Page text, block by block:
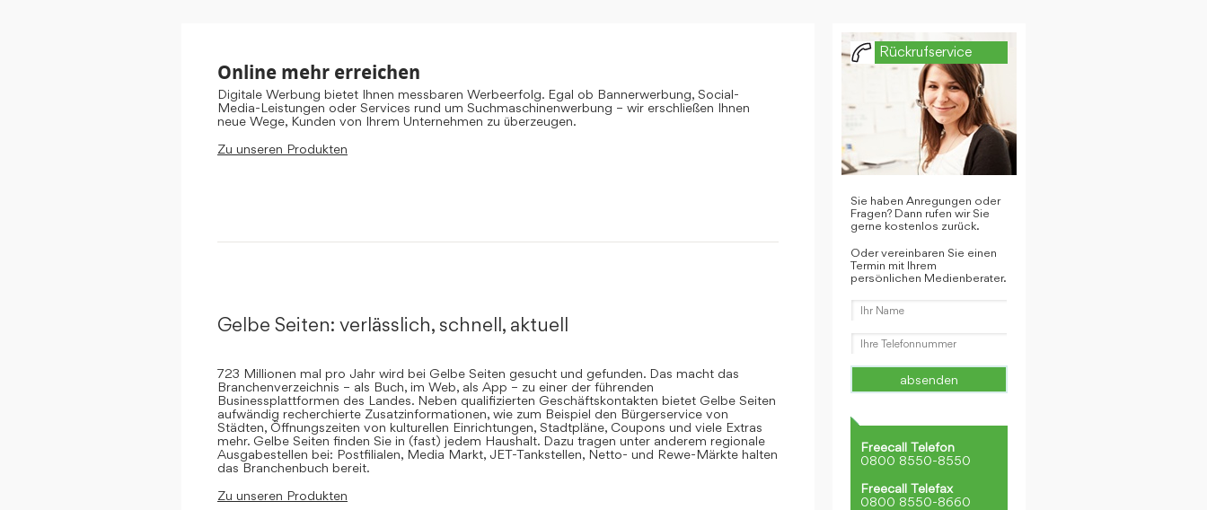
Online mehr erreichen
Digitale Werbung bietet Ihnen messbaren Werbeerfolg. Egal ob Bannerwerbung, Social-
Media-Leistungen oder Services rund um Suchmaschinenwerbung – wir erschließen Ihnen
neue Wege, Kunden von Ihrem Unternehmen zu überzeugen.
Zu unseren Produkten
Gelbe Seiten: verlässlich, schnell, aktuell
723 Millionen mal pro Jahr wird bei Gelbe Seiten gesucht und gefunden. Das macht das
Branchenverzeichnis – als Buch, im Web, als App – zu einer der führenden
Businessplattformen des Landes. Neben qualifizierten Geschäftskontakten bietet Gelbe Seiten
aufwändig recherchierte Zusatzinformationen, wie zum Beispiel den Bürgerservice von
Städten, Öffnungszeiten von kulturellen Einrichtungen, Stadtpläne, Coupons und viele Extras
mehr. Gelbe Seiten finden Sie in (fast) jedem Haushalt. Dazu tragen unter anderem regionale
Ausgabestellen bei: Postfilialen, Media Markt, JET-Tankstellen, Netto- und Rewe-Märkte halten
das Branchenbuch bereit.
Zu unseren Produkten
Rückrufservice
Sie haben Anregungen oder
Fragen? Dann rufen wir Sie
gerne kostenlos zurück.
Oder vereinbaren Sie einen
Termin mit Ihrem
persönlichen Medienberater.
Freecall Telefon
0800 8550-8550
Freecall Telefax
0800 8550-8660